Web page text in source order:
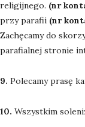
religijnego. (nr
przy parafii (nr
Zachęcamy do
parafialnej stronie
9. Polecamy prasę
10. Wszystkim